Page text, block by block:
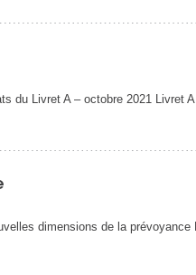
du Livret A – octobre 2021 Livret
dimensions de la prévoyance